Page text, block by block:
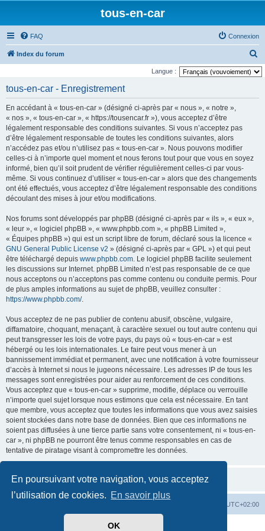
En poursuivant votre navigation, vous acceptez
l’utilisation de cookies. En savoir plus
OK
tous-en-car
FAQ Connexion
Index du forum
e
Langue :
tous-en-car - Enregistrement
En accédant à « tous-en-car » (désigné ci-après par « nous », « notre »,
« nos », « tous-en-car », « https://tousencar.fr »), vous acceptez d’être
légalement responsable des conditions suivantes. Si vous n’acceptez pas
d’être légalement responsable de toutes les conditions suivantes, alors
n’accédez pas et/ou n’utilisez pas « tous-en-car ». Nous pouvons modifier
celles-ci à n’importe quel moment et nous ferons tout pour que vous en soyez
informé, bien qu’il soit prudent de vérifier régulièrement celles-ci par vous-
même. Si vous continuez d’utiliser « tous-en-car » alors que des changements
ont été effectués, vous acceptez d’être légalement responsable des conditions
découlant des mises à jour et/ou modifications.
Nos forums sont développés par phpBB (désigné ci-après par « ils », « eux »,
« leur », « logiciel phpBB », « www.phpbb.com », « phpBB Limited »,
« Équipes phpBB ») qui est un script libre de forum, déclaré sous la licence «
GNU General Public License v2 » (désigné ci-après par « GPL ») et qui peut
être téléchargé depuis www.phpbb.com. Le logiciel phpBB facilite seulement
les discussions sur Internet. phpBB Limited n’est pas responsable de ce que
nous acceptons ou n’acceptons pas comme contenu ou conduite permis. Pour
de plus amples informations au sujet de phpBB, veuillez consulter :
https://www.phpbb.com/.
Vous acceptez de ne pas publier de contenu abusif, obscène, vulgaire,
diffamatoire, choquant, menaçant, à caractère sexuel ou tout autre contenu qui
peut transgresser les lois de votre pays, du pays où « tous-en-car » est
hébergé ou les lois internationales. Le faire peut vous mener à un
bannissement immédiat et permanent, avec une notification à votre fournisseur
d’accès à Internet si nous le jugeons nécessaire. Les adresses IP de tous les
messages sont enregistrées pour aider au renforcement de ces conditions.
Vous acceptez que « tous-en-car » supprime, modifie, déplace ou verrouille
n’importe quel sujet lorsque nous estimons que cela est nécessaire. En tant
que membre, vous acceptez que toutes les informations que vous avez saisies
soient stockées dans notre base de données. Bien que ces informations ne
soient pas diffusées à une tierce partie sans votre consentement, ni « tous-en-
car », ni phpBB ne pourront être tenus comme responsables en cas de
tentative de piratage visant à compromettre les données.
UTC+02:00
phpBB ® Forum Software © phpBB Limited